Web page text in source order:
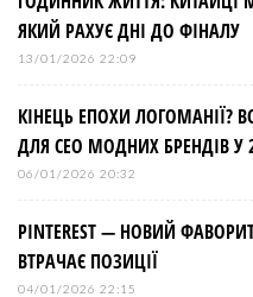
ЯКИЙ РАХУЄ ДНІ ДО ФІНАЛУ
13/01/2026 22:09
КІНЕЦЬ ЕПОХИ ЛОГОМАНІЇ?
ДЛЯ СЕО МОДНИХ БРЕНДІВ У
06/01/2026 20:32
PINTEREST — НОВИЙ
ВТРАЧАЄ ПОЗИЦІЇ
04/01/2026 22:15